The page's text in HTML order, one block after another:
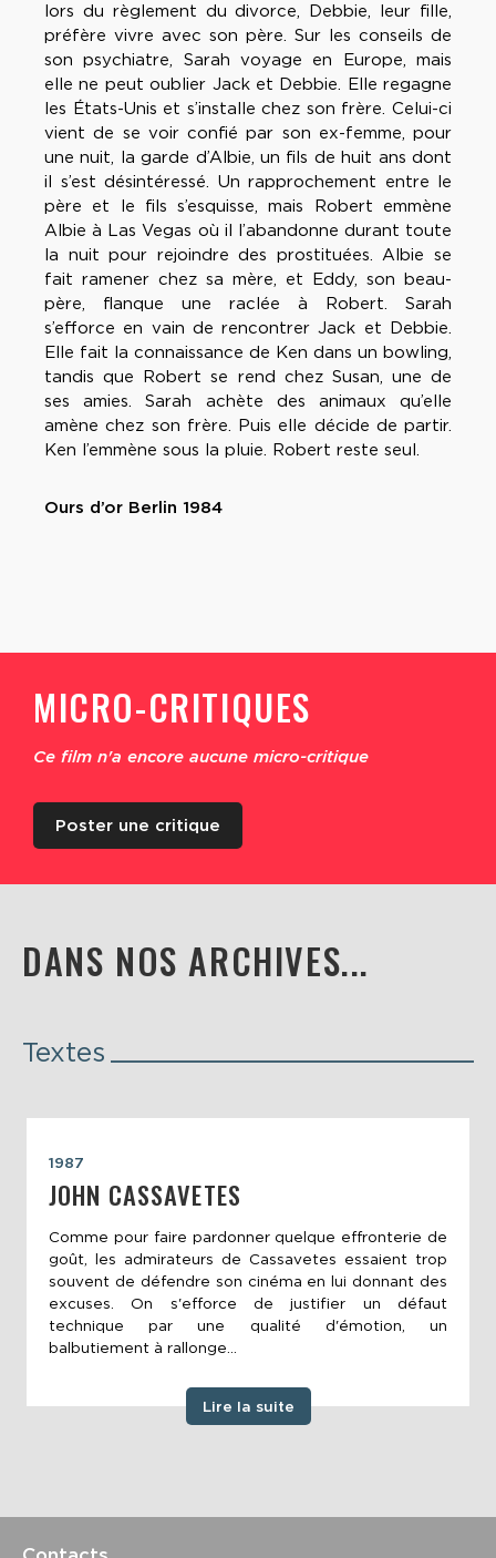
lors du règlement du divorce, Debbie, leur fille,
préfère vivre avec son père. Sur les conseils de
son psychiatre, Sarah voyage en Europe, mais
elle ne peut oublier Jack et Debbie. Elle regagne
les États-Unis et s’installe chez son frère. Celui-ci
vient de se voir confié par son ex-femme, pour
une nuit, la garde d’Albie, un fils de huit ans dont
il s’est désintéressé. Un rapprochement entre le
père et le fils s’esquisse, mais Robert emmène
Albie à Las Vegas où il l’abandonne durant toute
la nuit pour rejoindre des prostituées. Albie se
fait ramener chez sa mère, et Eddy, son beau-
père, flanque une raclée à Robert. Sarah
s’efforce en vain de rencontrer Jack et Debbie.
Elle fait la connaissance de Ken dans un bowling,
tandis que Robert se rend chez Susan, une de
ses amies. Sarah achète des animaux qu’elle
amène chez son frère. Puis elle décide de partir.
Ken l’emmène sous la pluie. Robert reste seul.
Ours d’or Berlin 1984
MICRO-CRITIQUES
Ce film n'a encore aucune micro-critique
Poster une critique
DANS NOS ARCHIVES...
Textes
1987
JOHN CASSAVETES
Comme pour faire pardonner quelque effronterie de
goût, les admirateurs de Cassavetes essaient trop
souvent de défendre son cinéma en lui donnant des
excuses. On s'efforce de justifier un défaut
technique par une qualité d'émotion, un
balbutiement à rallonge...
Lire la suite